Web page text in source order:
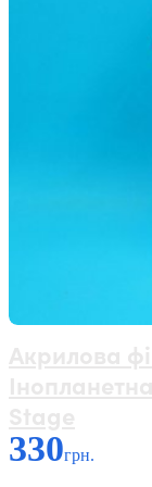
330грн.